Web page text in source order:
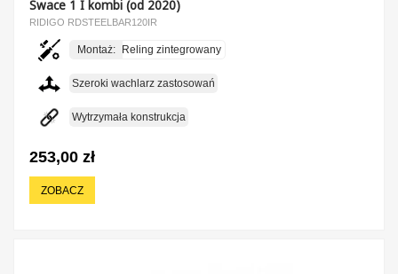
Swace 1 I kombi (od 2020)
RIDIGO RDSTEELBAR120IR
Montaż: Reling zintegrowany
Szeroki wachlarz zastosowań
Wytrzymała konstrukcja
253,00 zł
ZOBACZ